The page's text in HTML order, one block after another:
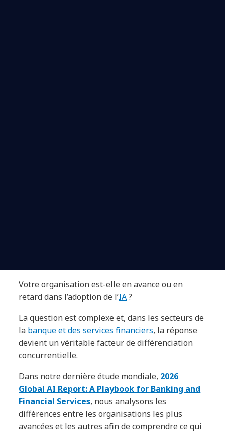
Votre organisation est-elle en avance ou en
retard dans l’adoption de l’IA?
La question est complexe et, dans les secteurs de
la banque et des services financiers, la réponse
devient un véritable facteur de différenciation
concurrentielle.
Dans notre dernière étude mondiale, 2026
Global AI Report: A Playbook for Banking and
Financial Services, nous analysons les
différences entre les organisations les plus
avancées et les autres afin de comprendre ce qui